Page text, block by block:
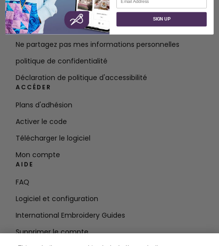
Contact
Conditions d'utilisation
Ne partagez pas mes informations personnelles
politique de confidentialité
Déclaration de politique d'accessibilité
ACCÉDER
Plans d'adhésion
Activer le code
Télécharger le logiciel
Mon compte
AIDE
FAQ
Logiciel et configuration
International Embroidery Guides
Supprimer le compte
SIGN UP